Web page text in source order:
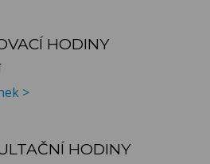
HODINY
>
HODINY